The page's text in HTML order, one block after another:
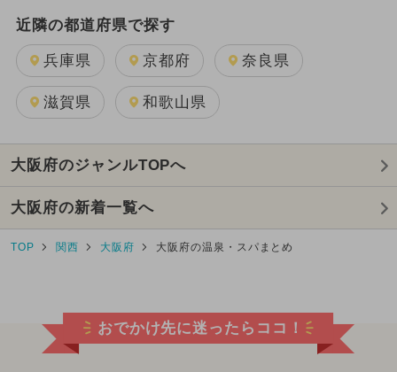
近隣の都道府県で探す
兵庫県 京都府 奈良県
滋賀県 和歌山県
大阪府のジャンルTOPへ
大阪府の新着一覧へ
TOP 関西 大阪府 大阪府の温泉・スパまとめ
おでかけ先に迷ったらココ！